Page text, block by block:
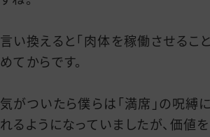
言い換えると「肉体を稼働させるこ
めてからです。
気がついたら僕らは「満席」の呪縛
れるようになっていましたが、価値